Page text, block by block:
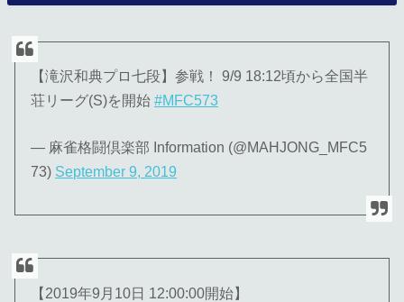
【滝沢和典プロ七段】参戦！ 9/9 18:12頃から全国半
荘リーグ(S)を開始#MFC573
— 麻雀格闘倶楽部 Information (@MAHJONG_MFC5
73) September 9, 2019
【2019年9月10日 12:00:00開始】